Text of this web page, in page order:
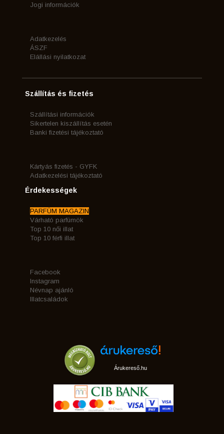
Jogi információk
Adatkezelés
ÁSZF
Elállási nyilatkozat
Szállítás és fizetés
Szállítási információk
Sikertelen kiszállítás esetén
Banki fizetési tájékoztató
Kártyás fizetés - GYFK
Adatkezelési tájékoztató
Érdekességek
PARFÜM MAGAZIN
Várható parfümök
Top 10 női illat
Top 10 férfi illat
Facebook
Instagram
Névnap ajánló
Illatcsaládok
Árukereső.hu